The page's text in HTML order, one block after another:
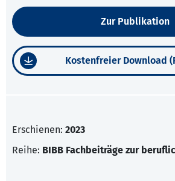
Zur Publikation
Kostenfreier Download
Erschienen: 2023
Reihe: BIBB Fachbeiträge zur